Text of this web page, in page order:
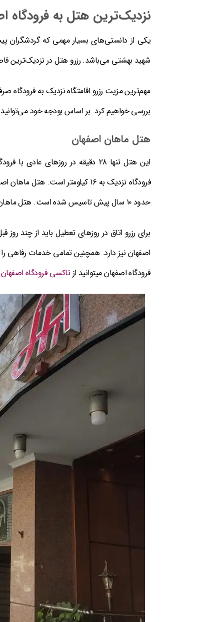
نزدیک‌ترین هتل به فرودگاه
یکی از دانستی‌های بسیار مهمی که گردشگران
شهید بهشتی می‌باشد. رزرو هتل در نزدیک‌ترین
مهم‌ترین مزیت رزرو اقامتگاه نزدیک به
بررسی خواهیم کرد. بر اساس بودجه خود
هتل ماهان اصفهان
این هتل تنها ۲۸ دقیقه در
فرودگاه نزدیک به ۱۶ کیلومتر
حدود ۱۰ سال پیش تاسیس شده است. هتل ماهان اصفهان ۶ طبقه بوده و حدود ۴۸ اتاق دارد.
برای رزرو اتاق در روزهای تعطیل باید از چند
اصفهان نیز دارد. همچنین تمامی خدمات رفاهی
فرودگاه اصفهان میتوانید ازتاکسی فرودگاه اصفهان